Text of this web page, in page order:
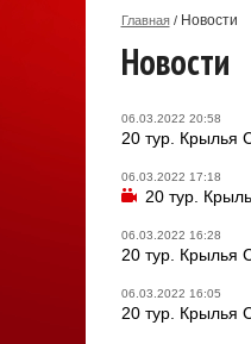
Главная /Новости
Новости
06.03.2022 20:58
20 тур. Крылья
06.03.2022 17:18
20 тур.
06.03.2022 16:28
20 тур. Крылья
06.03.2022 16:05
20 тур. Крылья